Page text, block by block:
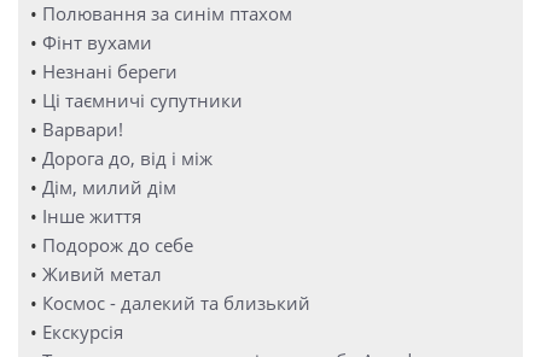
• Полювання за синім птахом
• Фінт вухами
• Незнані береги
• Ці таємничі супутники
• Варвари!
• Дорога до, від і між
• Дім, милий дім
• Інше життя
• Подорож до себе
• Живий метал
• Космос - далекий та близький
• Екскурсія